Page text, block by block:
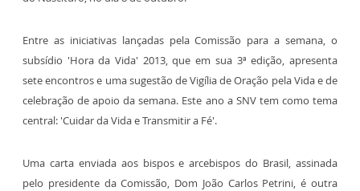
Entre as iniciativas lançadas pela Comissão para a semana, o
subsídio 'Hora da Vida' 2013, que em sua 3ª edição, apresenta
sete encontros e uma sugestão de Vigília de Oração pela Vida e de
celebração de apoio da semana. Este ano a SNV tem como tema
central: 'Cuidar da Vida e Transmitir a Fé'.
Uma carta enviada aos bispos e arcebispos do Brasil, assinada
pelo presidente da Comissão, Dom João Carlos Petrini, é outra